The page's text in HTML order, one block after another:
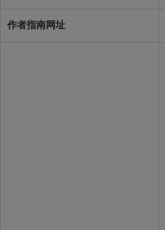
作者指南网址